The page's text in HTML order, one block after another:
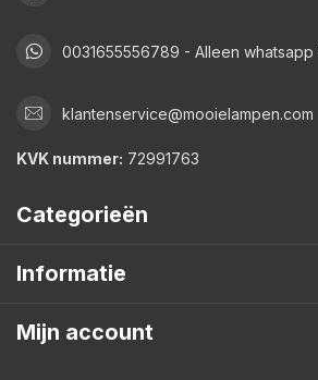
0031655556789 - Alleen
klantenservice@mooielampen.com
KVK nummer: 72991763
Categorieën
Informatie
Mijn account